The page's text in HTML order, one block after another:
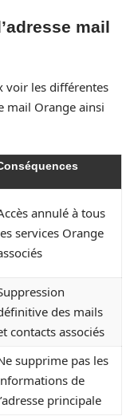
mail
voir les différentes
mail Orange ainsi
annulé à tous
services Orange
des mails
contacts associés
supprime pas les
de
principale